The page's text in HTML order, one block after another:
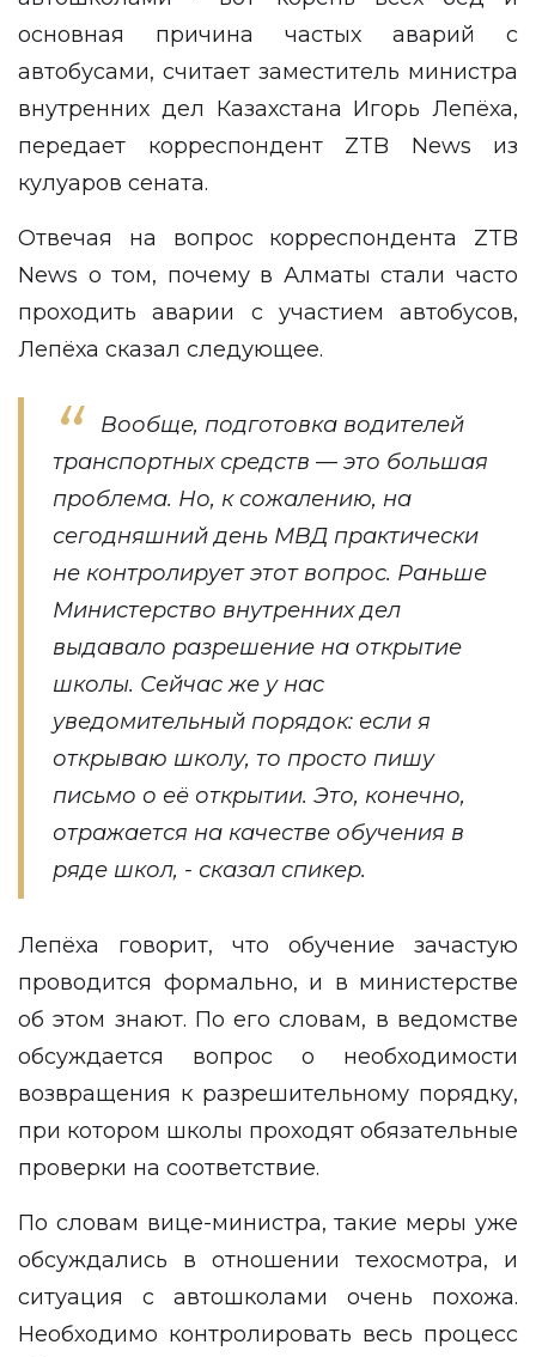
основная причина частых аварий с
автобусами, считает заместитель министра
внутренних дел Казахстана Игорь Лепёха,
передает корреспондент ZTB News из
кулуаров сената.
Отвечая на вопрос корреспондента ZTB
News о том, почему в Алматы стали часто
проходить аварии с участием автобусов,
Лепёха сказал следующее.
Вообще, подготовка водителей
транспортных средств — это большая
проблема. Но, к сожалению, на
сегодняшний день МВД практически
не контролирует этот вопрос. Раньше
Министерство внутренних дел
выдавало разрешение на открытие
школы. Сейчас же у нас
уведомительный порядок: если я
открываю школу, то просто пишу
письмо о её открытии. Это, конечно,
отражается на качестве обучения в
ряде школ, - сказал спикер.
Лепёха говорит, что обучение зачастую
проводится формально, и в министерстве
об этом знают. По его словам, в ведомстве
обсуждается вопрос о необходимости
возвращения к разрешительному порядку,
при котором школы проходят обязательные
проверки на соответствие.
По словам вице-министра, такие меры уже
обсуждались в отношении техосмотра, и
ситуация с автошколами очень похожа.
Необходимо контролировать весь процесс